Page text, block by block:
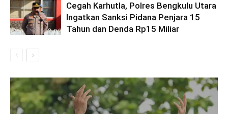
Cegah Karhutla, Polres Bengkulu Utara
Ingatkan Sanksi Pidana Penjara 15
Tahun dan Denda Rp15 Miliar